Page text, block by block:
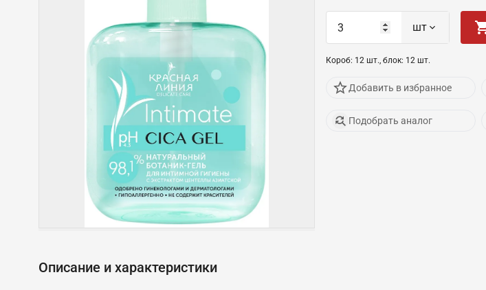
шт
Короб: 12 шт., блок: 12 шт.
Добавить в избранное
Подобрать аналог
Описание и характеристики